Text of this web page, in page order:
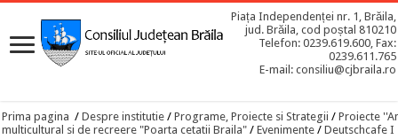
Piața Independenței nr. 1, Brăila,
jud. Brăila, cod poștal 810210
Telefon: 0239.619.600, Fax:
0239.611.765
E-mail: consiliu@cjbraila.ro
Prima pagina / Despre institutie / Programe, Proiecte si Strategii / Proiecte
multicultural si de recreere "Poarta cetatii Braila" / Evenimente / Deutschcafe I